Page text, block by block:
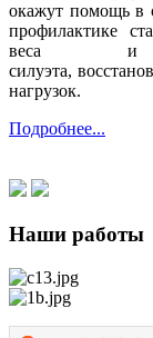
окажут помощь в
профилактике
веса и
силуэта,
нагрузок.
Подробнее...
Наши работы